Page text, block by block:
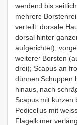
werdend bis
mehrere
verteilt: dorsale
dorsal hinter
aufgerichtet),
weiterer Borsten
drei); Scapus an
dünnen Schuppen
hinaus, nach
Scapus mit kurzen
Pedicellus mit
Flagellomer